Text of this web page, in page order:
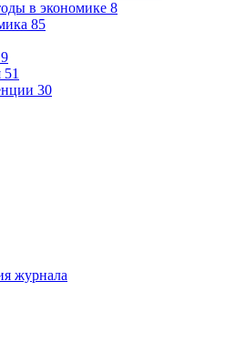
в экономике 8
85
9
51
30
журнала